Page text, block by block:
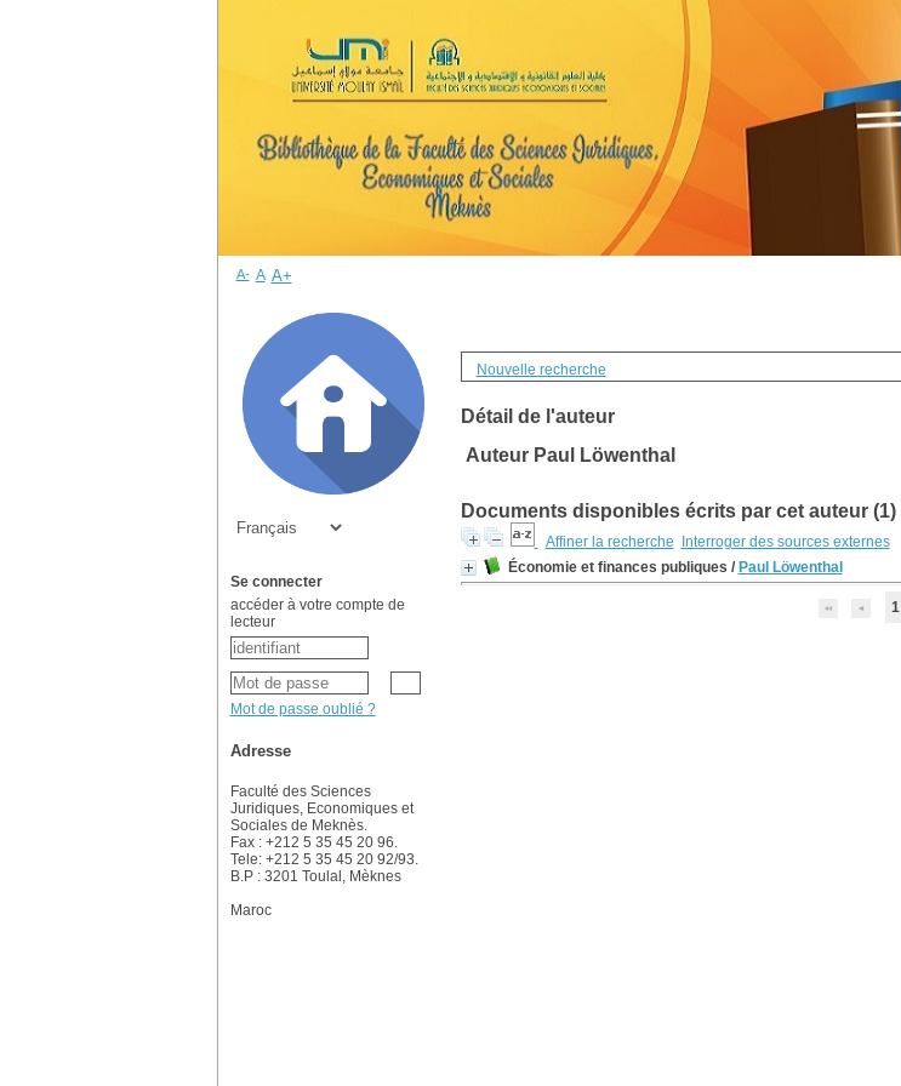
Nouvelle recherche
Détail de l'auteur
Auteur Paul Löwenthal
Documents disponibles écrits par cet auteur (1)
Affiner la recherche
Interroger des sources externes
Économie et finances publiques / Paul Löwenthal
1
A- A A+
Se connecter
accéder à votre compte de
lecteur
Mot de passe oublié ?
Adresse
Faculté des Sciences
Juridiques, Economiques et
Sociales de Meknès.
Fax : +212 5 35 45 20 96.
Tele: +212 5 35 45 20 92/93.
B.P : 3201 Toulal, Mèknes
Maroc